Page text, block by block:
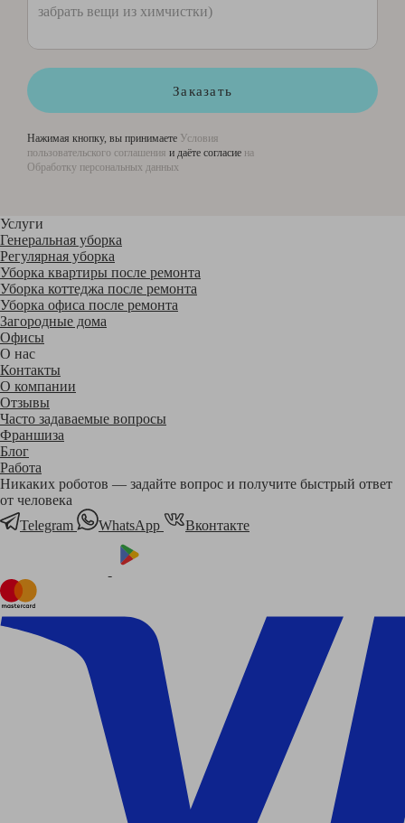
Заказать
Нажимая кнопку, вы принимаете Условия
пользовательского соглашения и даёте согласие на
Обработку персональных данных
Услуги
Генеральная уборка
Регулярная уборка
Уборка квартиры после ремонта
Уборка коттеджа после ремонта
Уборка офиса после ремонта
Загородные дома
Офисы
О нас
Контакты
О компании
Отзывы
Часто задаваемые вопросы
Франшиза
Блог
Работа
Никаких роботов — задайте вопрос и получите быстрый ответ
от человека
Telegram
WhatsApp Вконтакте